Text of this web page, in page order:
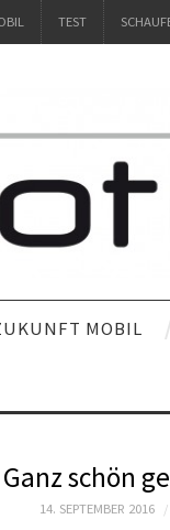
TEST
MOBIL
Ganz schön
14. SEPTEMBER 2016